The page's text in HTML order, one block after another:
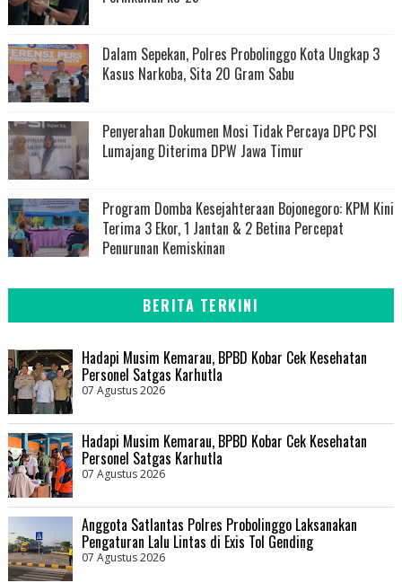
Dalam Sepekan, Polres Probolinggo Kota Ungkap 3
Kasus Narkoba, Sita 20 Gram Sabu
Penyerahan Dokumen Mosi Tidak Percaya DPC PSI
Lumajang Diterima DPW Jawa Timur
Program Domba Kesejahteraan Bojonegoro: KPM Kini
Terima 3 Ekor, 1 Jantan & 2 Betina Percepat
Penurunan Kemiskinan
BERITA TERKINI
Hadapi Musim Kemarau, BPBD Kobar Cek Kesehatan
Personel Satgas Karhutla
07 Agustus 2026
Hadapi Musim Kemarau, BPBD Kobar Cek Kesehatan
Personel Satgas Karhutla
07 Agustus 2026
Anggota Satlantas Polres Probolinggo Laksanakan
Pengaturan Lalu Lintas di Exis Tol Gending
07 Agustus 2026